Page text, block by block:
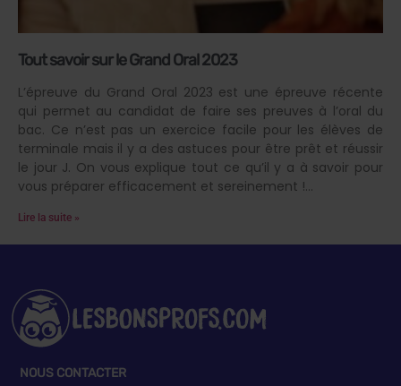
Tout savoir sur le Grand Oral 2023
L’épreuve du Grand Oral 2023 est une épreuve récente
qui permet au candidat de faire ses preuves à l’oral du
bac. Ce n’est pas un exercice facile pour les élèves de
terminale mais il y a des astuces pour être prêt et réussir
le jour J. On vous explique tout ce qu’il y a à savoir pour
vous préparer efficacement et sereinement !
Lire la suite »
NOUS CONTACTER